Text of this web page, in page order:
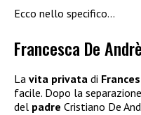
Ecco nello specifico…
Francesca De
La vita privata di
facile. Dopo la
del padre Cristiano De